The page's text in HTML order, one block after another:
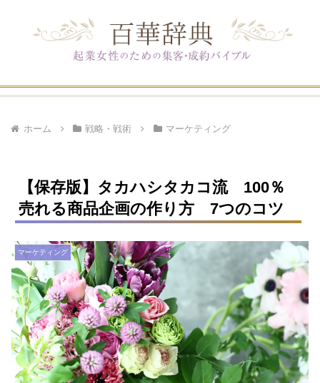
ホーム 戦略・戦術 マーケティング
【保存版】タカハシタカコ流 100％
売れる商品企画の作り方 7つのコツ
マーケティング